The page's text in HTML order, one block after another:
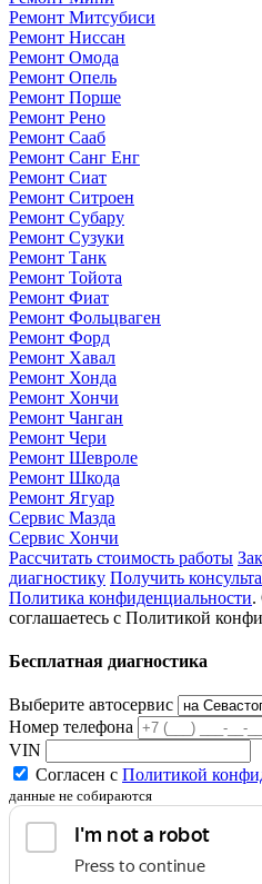
Ремонт Митсубиси
Ремонт Ниссан
Ремонт Омода
Ремонт Опель
Ремонт Порше
Ремонт Рено
Ремонт Сааб
Ремонт Санг Енг
Ремонт Сиат
Ремонт Ситроен
Ремонт Субару
Ремонт Сузуки
Ремонт Танк
Ремонт Тойота
Ремонт Фиат
Ремонт Фольцваген
Ремонт Форд
Ремонт Хавал
Ремонт Хонда
Ремонт Хончи
Ремонт Чанган
Ремонт Чери
Ремонт Шевроле
Ремонт Шкода
Ремонт Ягуар
Сервис Мазда
Сервис Хончи
Рассчитать стоимость работы
диагностику Получить
Политика конфиденциальности.
соглашаетесь с Политикой
Бесплатная диагностика
Выберите автосервис
Номер телефона
VIN
Согласен с Политикой
данные не собираются